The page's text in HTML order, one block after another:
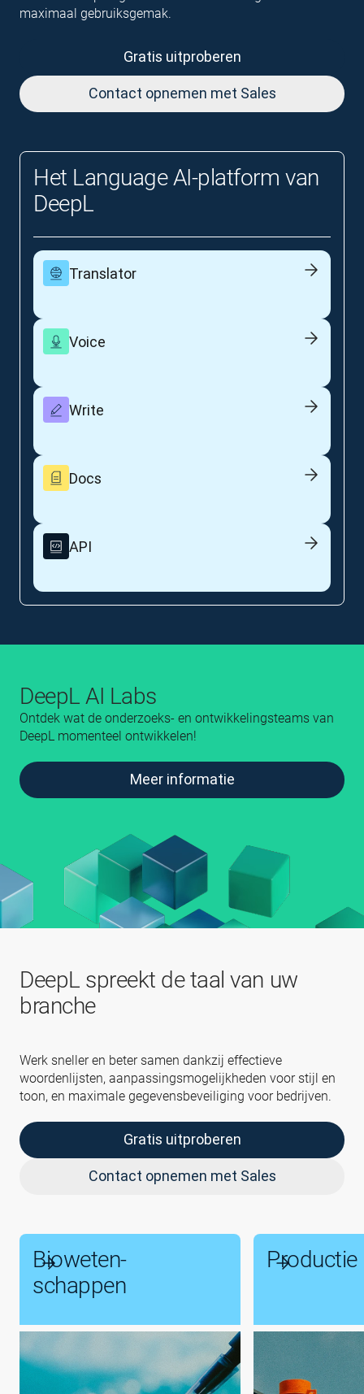
maximaal gebruiksgemak.
Gratis uitproberen
Contact opnemen met Sales
Het Language AI-platform van
DeepL
Translator
Voice
Write
Docs
API
DeepL AI Labs
Ontdek wat de onderzoeks- en ontwikkelingsteams van
DeepL momenteel ontwikkelen!
Meer informatie
DeepL spreekt de taal van uw
branche
Werk sneller en beter samen dankzij effectieve
woordenlijsten, aanpassingsmogelijkheden voor stijl en
toon, en maximale gegevensbeveiliging voor bedrijven.
Gratis uitproberen
Contact opnemen met Sales
Bioweten­
schappen
Productie